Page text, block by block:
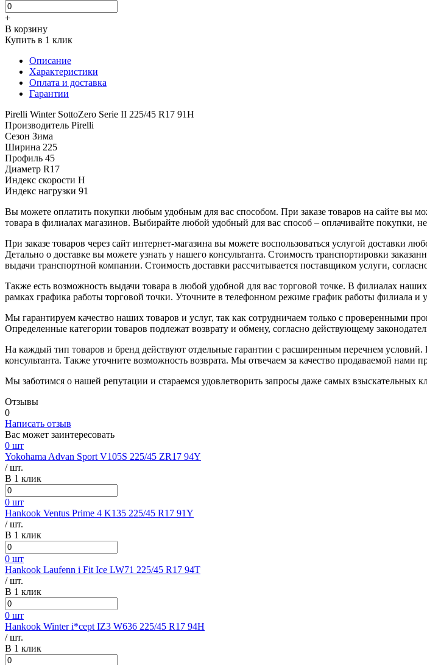
+
В корзину
Купить в 1 клик
Описание
Характеристики
Оплата и доставка
Гарантии
Pirelli Winter SottoZero Serie II 225/45 R17 91H
Производитель Pirelli
Сезон Зима
Ширина 225
Профиль 45
Диаметр R17
Индекс скорости H
Индекс нагрузки 91
Вы можете оплатить покупки любым удобным для вас способом. При заказе товаров на сайте вы
товара в филиалах магазинов. Выбирайте любой удобный для вас способ – оплачивайте покупки,
При заказе товаров через сайт интернет-магазина вы можете воспользоваться услугой
Детально о доставке вы можете узнать у нашего консультанта. Стоимость транспортировки
выдачи транспортной компании. Стоимость доставки рассчитывается поставщиком услуги,
Также есть возможность выдачи товара в любой удобной для вас торговой точке. В филиалах
рамках графика работы торговой точки. Уточните в телефонном режиме график работы филиала и
Мы гарантируем качество наших товаров и услуг, так как сотрудничаем только с проверенными
Определенные категории товаров подлежат возврату и обмену, согласно действующему
На каждый тип товаров и бренд действуют отдельные гарантии с расширенным перечнем
консультанта. Также уточните возможность возврата. Мы отвечаем за качество продаваемой нами
Мы заботимся о нашей репутации и стараемся удовлетворить запросы даже самых взыскательных
Отзывы
0
Написать отзыв
Вас может заинтересовать
0 шт
Yokohama Advan Sport V105S 225/45 ZR17 94Y
/ шт.
В 1 клик
0 шт
Hankook Ventus Prime 4 K135 225/45 R17 91Y
/ шт.
В 1 клик
0 шт
Hankook Laufenn i Fit Ice LW71 225/45 R17 94T
/ шт.
В 1 клик
0 шт
Hankook Winter i*cept IZ3 W636 225/45 R17 94H
/ шт.
В 1 клик